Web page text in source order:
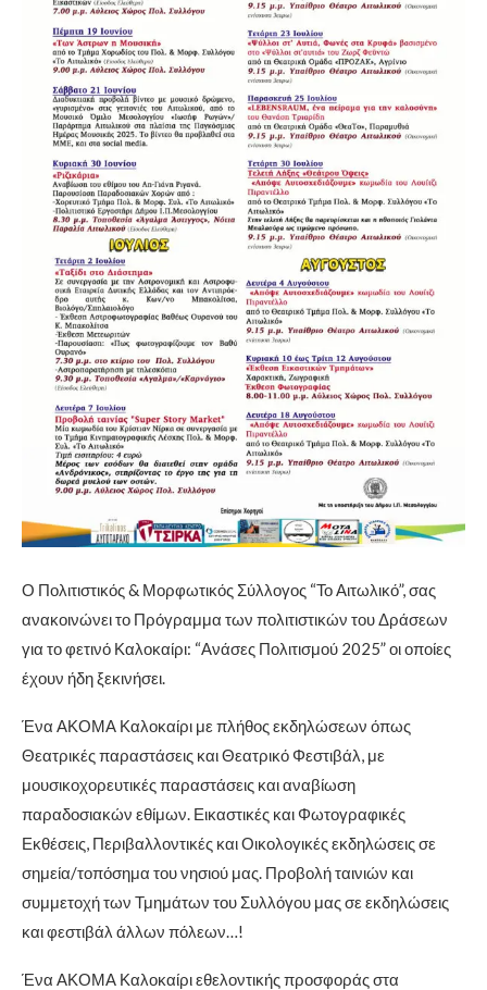
Ο Πολιτιστικός & Μορφωτικός Σύλλογος “Το Αιτωλικό”, σας
ανακοινώνει το Πρόγραμμα των πολιτιστικών του Δράσεων
για το φετινό Καλοκαίρι: “Ανάσες Πολιτισμού 2025” οι οποίες
έχουν ήδη ξεκινήσει.
Ένα ΑΚΟΜΑ Καλοκαίρι με πλήθος εκδηλώσεων όπως
Θεατρικές παραστάσεις και Θεατρικό Φεστιβάλ, με
μουσικοχορευτικές παραστάσεις και αναβίωση
παραδοσιακών εθίμων. Εικαστικές και Φωτογραφικές
Εκθέσεις, Περιβαλλοντικές και Οικολογικές εκδηλώσεις σε
σημεία/τοπόσημα του νησιού μας. Προβολή ταινιών και
συμμετοχή των Τμημάτων του Συλλόγου μας σε εκδηλώσεις
και φεστιβάλ άλλων πόλεων…!
Ένα ΑΚΟΜΑ Καλοκαίρι εθελοντικής προσφοράς στα